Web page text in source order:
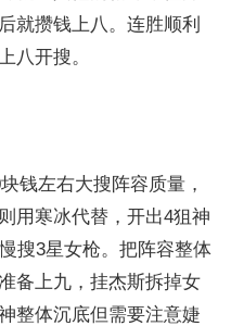
就攒钱上八。连胜顺利
八开搜。
左右大搜阵容质量，
用寒冰代替，开出4狙神
搜3星女枪。把阵容整体
备上九，挂杰斯拆掉女
整体沉底但需要注意婕